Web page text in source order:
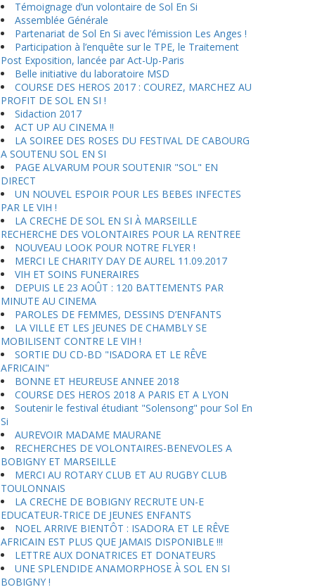
Témoignage d’un volontaire de Sol En Si
Assemblée Générale
Partenariat de Sol En Si avec l’émission Les Anges !
Participation à l’enquête sur le TPE, le Traitement
Post Exposition, lancée par Act-Up-Paris
Belle initiative du laboratoire MSD
COURSE DES HEROS 2017 : COUREZ, MARCHEZ AU
PROFIT DE SOL EN SI !
Sidaction 2017
ACT UP AU CINEMA !!
LA SOIREE DES ROSES DU FESTIVAL DE CABOURG
A SOUTENU SOL EN SI
PAGE ALVARUM POUR SOUTENIR "SOL" EN
DIRECT
UN NOUVEL ESPOIR POUR LES BEBES INFECTES
PAR LE VIH !
LA CRECHE DE SOL EN SI À MARSEILLE
RECHERCHE DES VOLONTAIRES POUR LA RENTREE
NOUVEAU LOOK POUR NOTRE FLYER !
MERCI LE CHARITY DAY DE AUREL 11.09.2017
VIH ET SOINS FUNERAIRES
DEPUIS LE 23 AOÛT : 120 BATTEMENTS PAR
MINUTE AU CINEMA
PAROLES DE FEMMES, DESSINS D’ENFANTS
LA VILLE ET LES JEUNES DE CHAMBLY SE
MOBILISENT CONTRE LE VIH !
SORTIE DU CD-BD "ISADORA ET LE RÊVE
AFRICAIN"
BONNE ET HEUREUSE ANNEE 2018
COURSE DES HEROS 2018 A PARIS ET A LYON
Soutenir le festival étudiant "Solensong" pour Sol En
Si
AUREVOIR MADAME MAURANE
RECHERCHES DE VOLONTAIRES-BENEVOLES A
BOBIGNY ET MARSEILLE
MERCI AU ROTARY CLUB ET AU RUGBY CLUB
TOULONNAIS
LA CRECHE DE BOBIGNY RECRUTE UN-E
EDUCATEUR-TRICE DE JEUNES ENFANTS
NOEL ARRIVE BIENTÔT : ISADORA ET LE RÊVE
AFRICAIN EST PLUS QUE JAMAIS DISPONIBLE !!!
LETTRE AUX DONATRICES ET DONATEURS
UNE SPLENDIDE ANAMORPHOSE À SOL EN SI
BOBIGNY !